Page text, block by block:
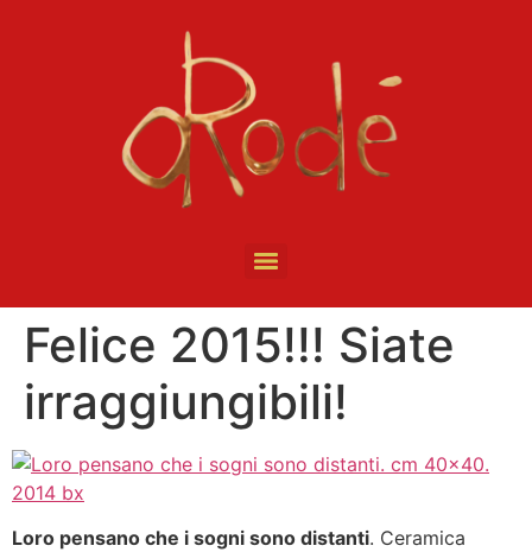
Felice 2015!!! Siate
irraggiungibili!
Loro pensano che i sogni sono distanti. Ceramica